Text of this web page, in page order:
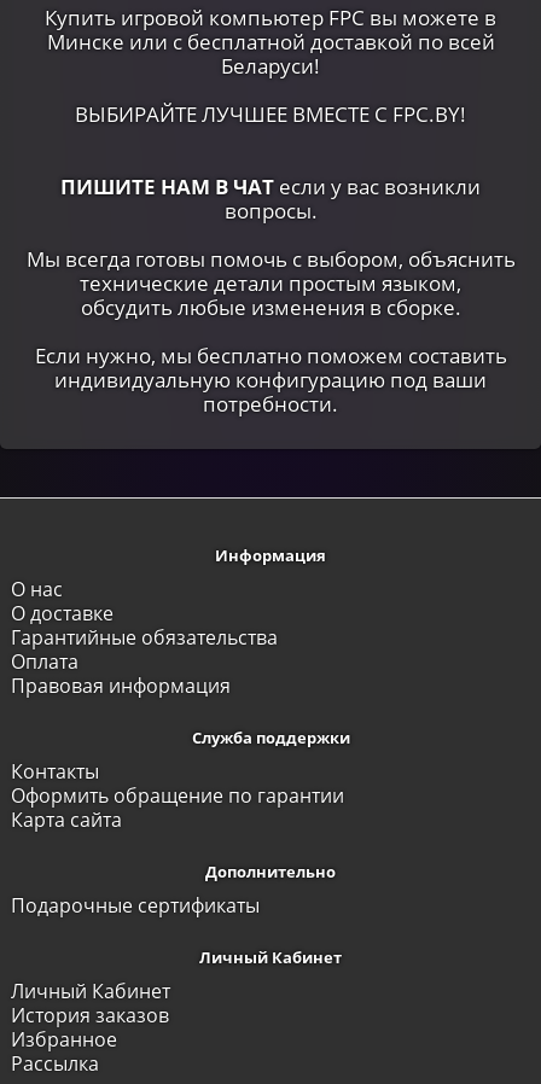
Купить игровой компьютер FPC вы можете в
Минске или c бесплатной доставкой по всей
Беларуси!
ВЫБИРАЙТЕ ЛУЧШЕЕ ВМЕСТЕ С FPC.BY!
ПИШИТЕ НАМ В ЧАТ если у вас возникли
вопросы.
Мы всегда готовы помочь с выбором, объяснить
технические детали простым языком,
обсудить любые изменения в сборке.
Если нужно, мы бесплатно поможем составить
индивидуальную конфигурацию под ваши
потребности.
Информация
О нас
О доставке
Гарантийные обязательства
Оплата
Правовая информация
Служба поддержки
Контакты
Оформить обращение по гарантии
Карта сайта
Дополнительно
Подарочные сертификаты
Личный Кабинет
Личный Кабинет
История заказов
Избранное
Рассылка